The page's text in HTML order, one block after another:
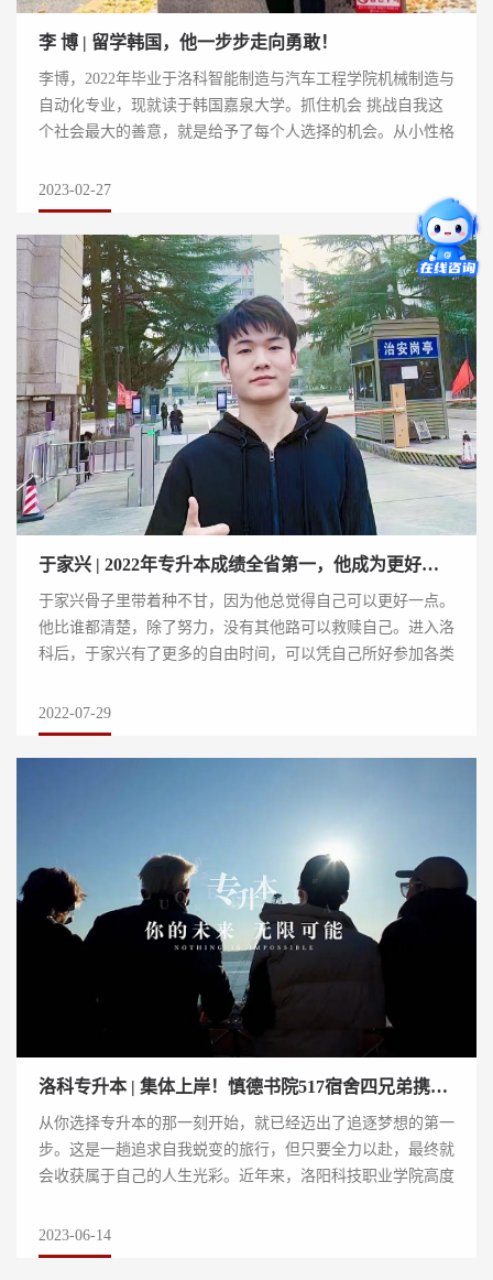
李 博 | 留学韩国，他一步步走向勇敢！
李博，2022年毕业于洛科智能制造与汽车工程学院机械制造与
自动化专业，现就读于韩国嘉泉大学。抓住机会 挑战自我这
个社会最大的善意，就是给予了每个人选择的机会。从小性格
2023-02-27
于家兴 | 2022年专升本成绩全省第一，他成为更好的自己
于家兴骨子里带着种不甘，因为他总觉得自己可以更好一点。
他比谁都清楚，除了努力，没有其他路可以救赎自己。进入洛
科后，于家兴有了更多的自由时间，可以凭自己所好参加各类
2022-07-29
洛科专升本 | 集体上岸！慎德书院517宿舍四兄弟携手圆梦本科！
从你选择专升本的那一刻开始，就已经迈出了追逐梦想的第一
步。这是一趟追求自我蜕变的旅行，但只要全力以赴，最终就
会收获属于自己的人生光彩。近年来，洛阳科技职业学院高度
2023-06-14